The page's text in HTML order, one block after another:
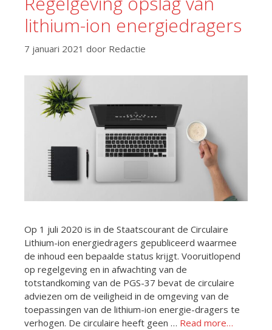
lithium-ion energiedragers
7 januari 2021 door Redactie
Op 1 juli 2020 is in de Staatscourant de Circulaire
Lithium-ion energiedragers gepubliceerd waarmee
de inhoud een bepaalde status krijgt. Vooruitlopend
op regelgeving en in afwachting van de
totstandkoming van de PGS-37 bevat de circulaire
adviezen om de veiligheid in de omgeving van de
toepassingen van de lithium-ion energie-dragers te
verhogen. De circulaire heeft geen … Read more…